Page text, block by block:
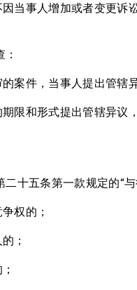
当事人增加或者变更诉
案件，当事人提出管辖
限和形式提出管辖异议
十五条第一款规定的“与
权的；
；